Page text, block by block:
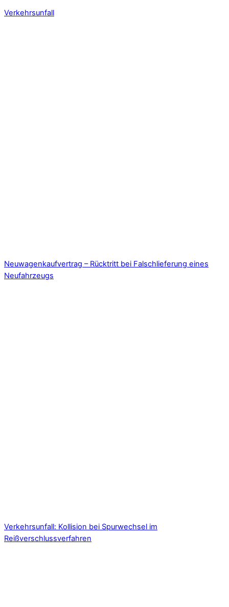
Verkehrsunfall
Neuwagenkaufvertrag – Rücktritt bei Falschlieferung eines
Neufahrzeugs
Verkehrsunfall: Kollision bei Spurwechsel im
Reißverschlussverfahren